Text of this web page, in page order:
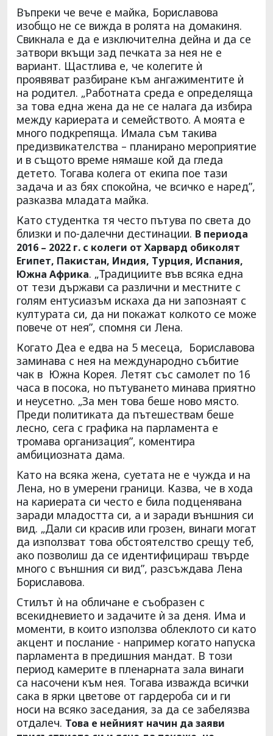
Въпреки че вече е майка, Бориславова
изобщо не се вижда в ролята на домакиня.
Свикнала е да е изключителна дейна и да се
затвори вкъщи зад печката за нея не е
вариант. Щастлива е, че колегите ѝ
проявяват разбиране към ангажиментите ѝ
на родител. „Работната среда е определяща
за това една жена да не се налага да избира
между кариерата и семейството. А моята е
много подкрепяща. Имала съм такива
предизвикателства – планирано мероприятие
и в същото време нямаше кой да гледа
детето. Тогава колега от екипа пое тази
задача и аз бях спокойна, че всичко е наред”,
разказва младата майка.
Като студентка тя често пътува по света до
близки и по-далечни дестинации. В периода
2016 – 2022 г. с колеги от Харвард обиколят
Египет, Пакистан, Индия, Турция, Испания,
Южна Африка. „Традициите във всяка една
от тези държави са различни и местните с
голям ентусиазъм искаха да ни запознаят с
културата си, да ни покажат колкото се може
повече от нея”, спомня си Лена.
Когато Деа е едва на 5 месеца, Бориславова
заминава с нея на международно събитие
чак в Южна Корея. Летят със самолет по 16
часа в посока, но пътуването минава приятно
и неусетно. „За мен това беше ново място.
Преди политиката да пътешествам беше
лесно, сега с графика на парламента е
тромава организация”, коментира
амбициозната дама.
Kaто на всяка жена, суетата не е чужда и на
Лена, но в умерени граници. Казва, че в хода
на кариерата си често е била подценявана
заради младостта си, а и заради външния си
вид. „Дали си красив или грозен, винаги могат
да използват това обстоятелство срещу теб,
ако позволиш да се идентифицираш твърде
много с външния си вид”, разсъждава Лена
Бориславова.
Стилът ѝ на обличане е съобразен с
всекидневието и задачите ѝ за деня. Има и
моменти, в които използва облеклото си като
акцент и послание - например когато напуска
парламента в предишния мандат. В този
период камерите в пленарната зала винаги
са насочени към нея. Тогава изважда всички
сака в ярки цветове от гардероба си и ги
носи на всяко заседания, за да се забелязва
отдалеч. Това е нейният начин да заяви